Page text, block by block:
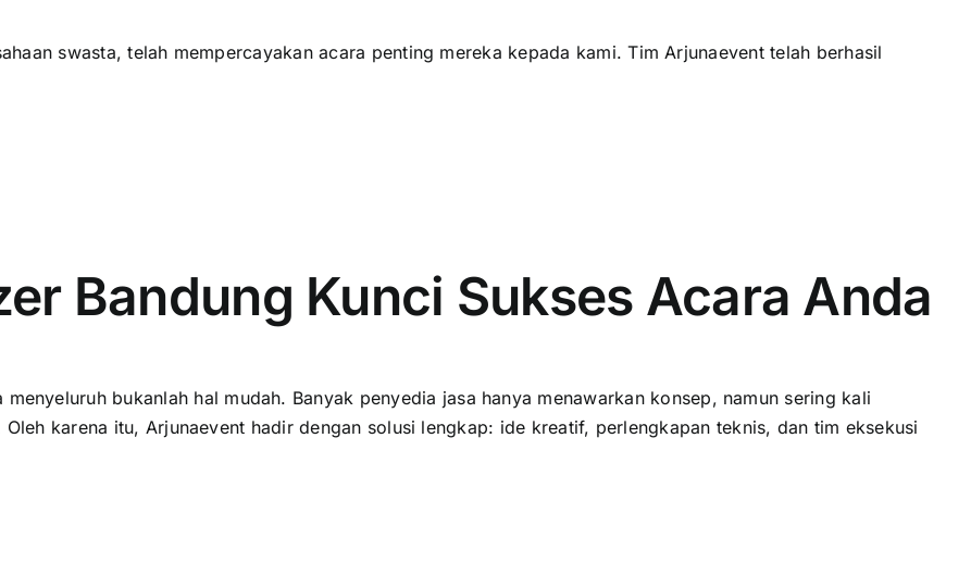
swasta, telah mempercayakan acara penting mereka kepada kami. Tim Arjunaevent telah berhasil
Bandung Kunci Sukses Acara Anda
bukanlah hal mudah. Banyak penyedia jasa hanya menawarkan konsep, namun sering kali
karena itu, Arjunaevent hadir dengan solusi lengkap: ide kreatif, perlengkapan teknis, dan tim eksekusi